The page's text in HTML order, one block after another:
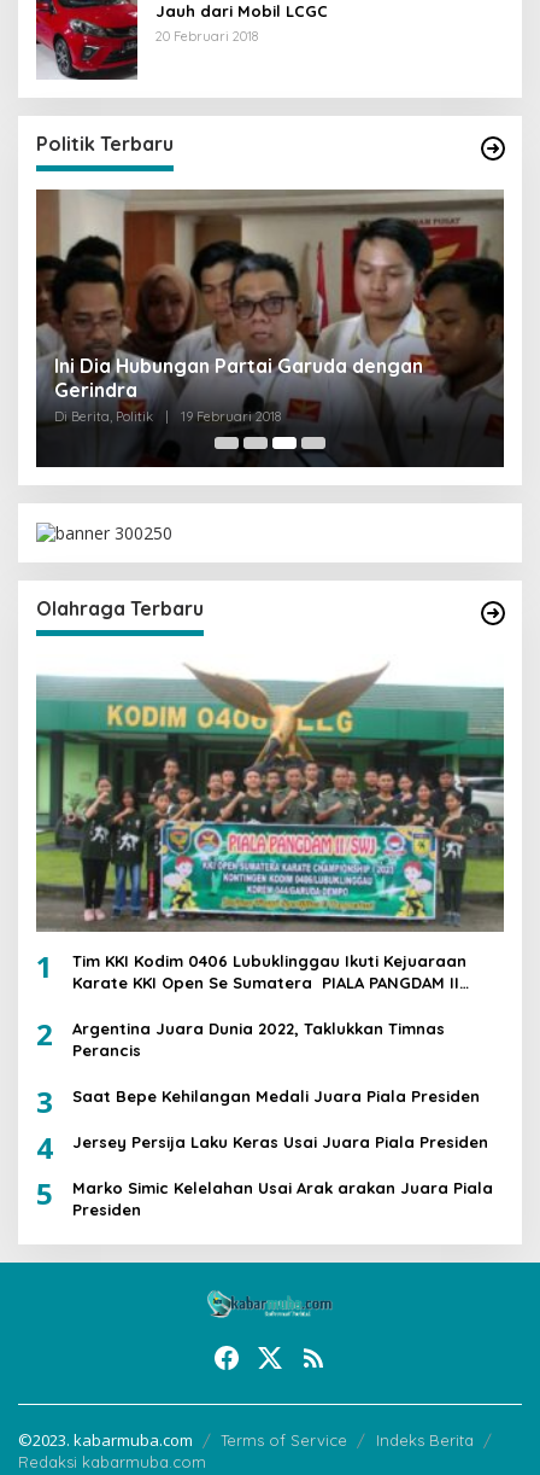
Jauh dari Mobil LCGC
20 Februari 2018
Politik Terbaru
Strategi PPP Menangkan Duet Ganjar dan Gus
Yasin
Di Berita, Politik |
Olahraga Terbaru
1
Tim KKI Kodim 0406 Lubuklinggau Ikuti Kejuaraan
Karate KKI Open Se Sumatera PIALA PANGDAM II
2
Argentina Juara Dunia 2022, Taklukkan Timnas
Perancis
3 Saat Bepe Kehilangan Medali Juara Piala Presiden
4 Jersey Persija Laku Keras Usai Juara Piala Presiden
5
Marko Simic Kelelahan Usai Arak arakan Juara Piala
Presiden
©2023. kabarmuba.com Terms of Service
Indeks Berita
Redaksi kabarmuba.com